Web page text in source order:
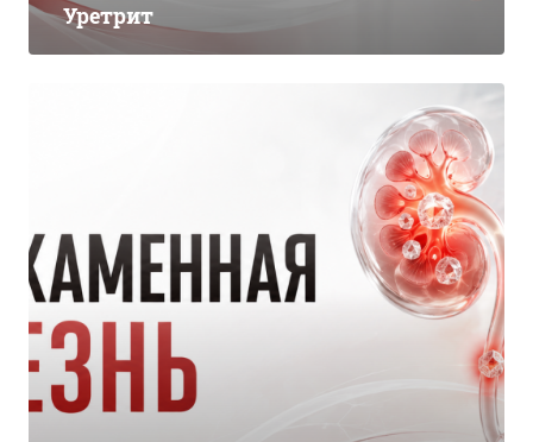
Уретрит